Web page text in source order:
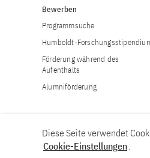
Bewerben
Programmsuche
Humboldt-
Förderung während des
Aufenthalts
Alumniförderung
Diese Seite verwendet
Cookie-Einstellungen.